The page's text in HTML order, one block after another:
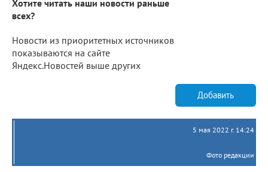
Хотите читать наши новости раньше
всех?
Новости из приоритетных источников
показываются на сайте
Яндекс.Новостей выше других
Добавить
5 мая 2022 г. 14:24
Фото редакции